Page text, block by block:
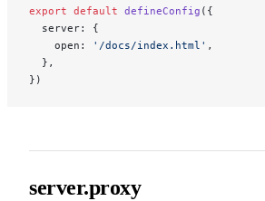
export default defineConfig ({
  server: {
    open:
'/docs/index.html' ,
  },
})
server.proxy